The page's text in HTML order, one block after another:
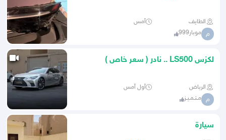
الطايف أمس
م موبار999
لكزس LS500 .. نادر ( سعر خاص )
الرياض أول أمس
م مـتـمـيـز
سيارة